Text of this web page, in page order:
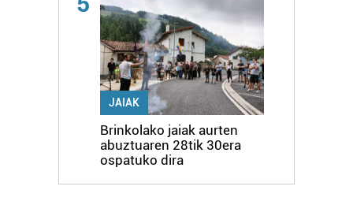
JAIAK
Brinkolako jaiak aurten
abuztuaren 28tik 30era
ospatuko dira